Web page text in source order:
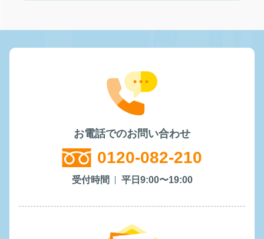
お電話でのお問い合わせ
0120-082-210
受付時間 平日9:00〜19:00